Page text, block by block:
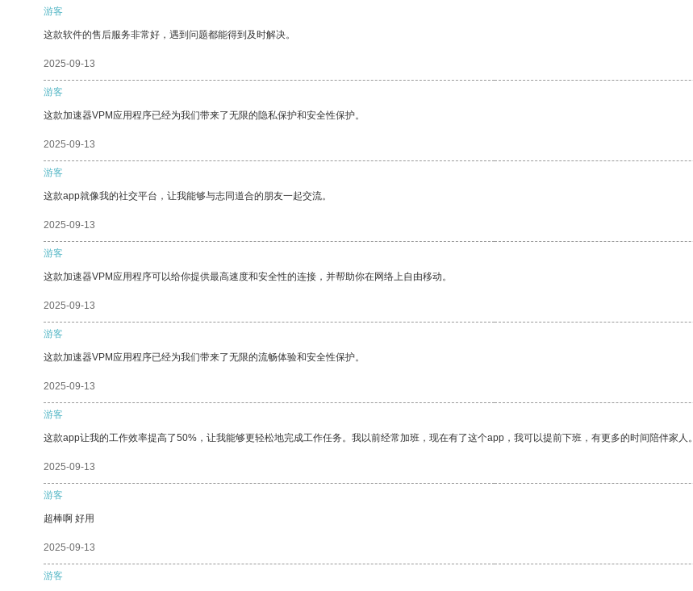
游客
这款软件的售后服务非常好，遇到问题都能得到及时解决。
2025-09-13
游客
这款加速器VPM应用程序已经为我们带来了无限的隐私保护和安全性保护。
2025-09-13
游客
这款app就像我的社交平台，让我能够与志同道合的朋友一起交流。
2025-09-13
游客
这款加速器VPM应用程序可以给你提供最高速度和安全性的连接，并帮助你在网络上自由移动。
2025-09-13
游客
这款加速器VPM应用程序已经为我们带来了无限的流畅体验和安全性保护。
2025-09-13
游客
这款app让我的工作效率提高了50%，让我能够更轻松地完成工作任务。我以前经常加班，现在有了这个app，我可以提前下班，有更多的时间陪伴家人。
2025-09-13
游客
超棒啊 好用
2025-09-13
游客